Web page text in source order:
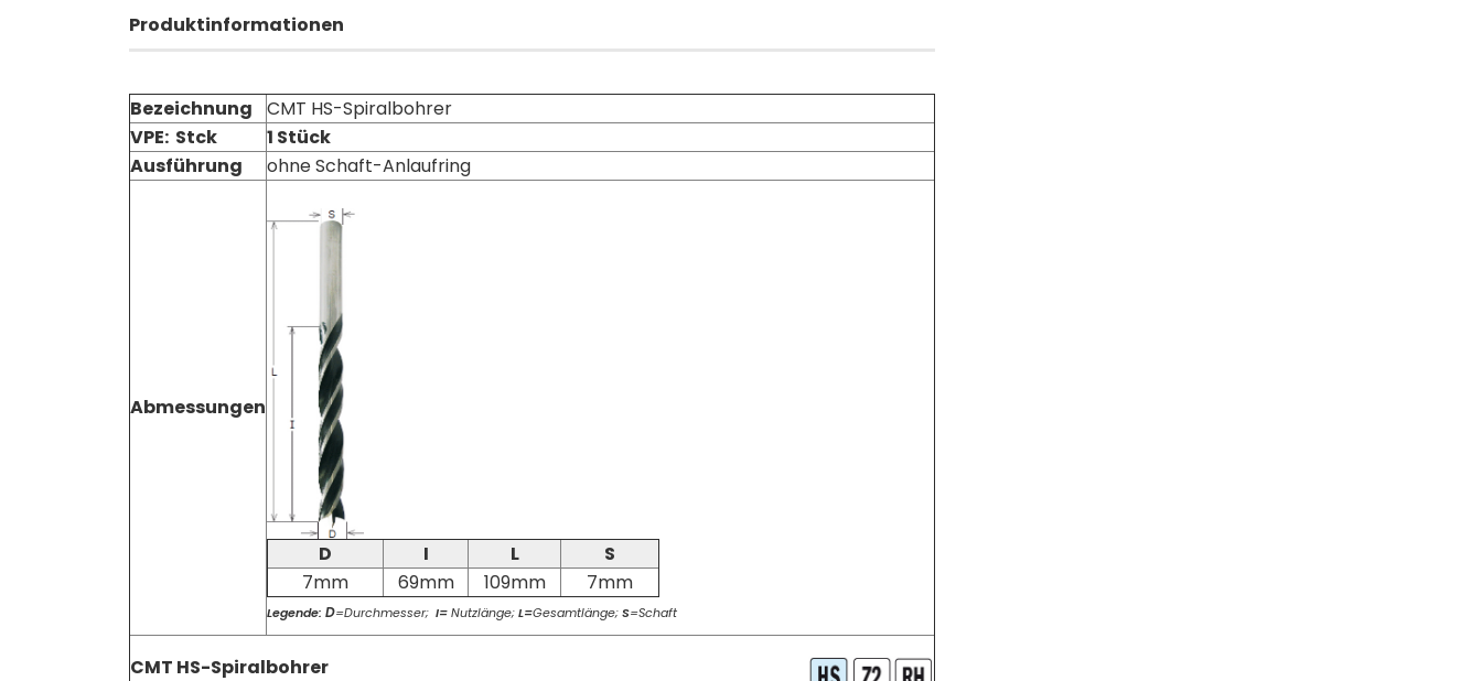
Produktinformationen
Bezeichnung
CMT HS-Spiralbohrer
VPE: Stck
1 Stück
Ausführung
ohne Schaft-Anlaufring
Abmessungen
D I L
S
7mm
69mm 109mm 7mm
Legende: D=Durchmesser; I=Nutzlänge;L=Gesamtlänge;S=Schaft
CMT HS-Spiralbohrer